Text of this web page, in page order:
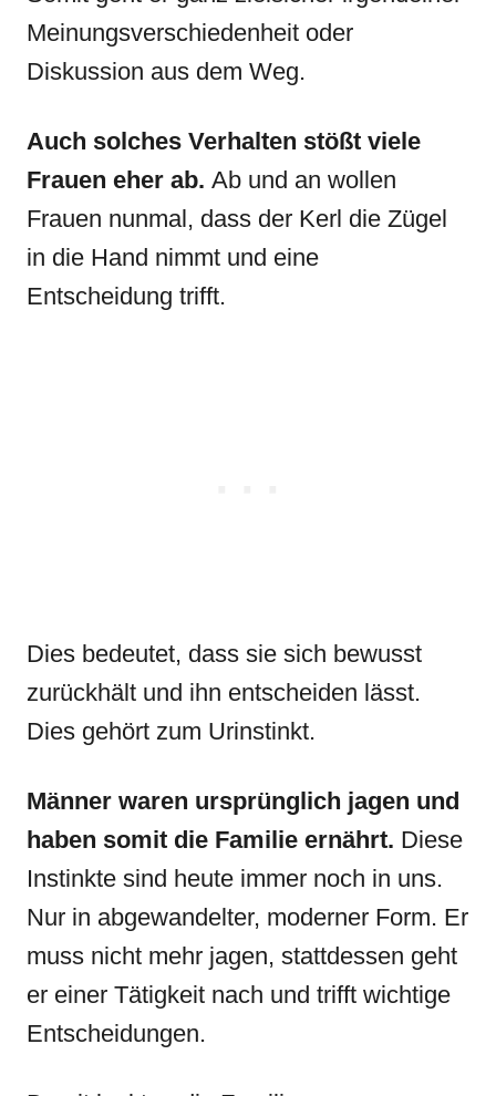
Meinungsverschiedenheit oder
Diskussion aus dem Weg.
Auch solches Verhalten stößt viele
Frauen eher ab. Ab und an wollen
Frauen nunmal, dass der Kerl die Zügel
in die Hand nimmt und eine
Entscheidung trifft.
Dies bedeutet, dass sie sich bewusst
zurückhält und ihn entscheiden lässt.
Dies gehört zum Urinstinkt.
Männer waren ursprünglich jagen und
haben somit die Familie ernährt. Diese
Instinkte sind heute immer noch in uns.
Nur in abgewandelter, moderner Form. Er
muss nicht mehr jagen, stattdessen geht
er einer Tätigkeit nach und trifft wichtige
Entscheidungen.